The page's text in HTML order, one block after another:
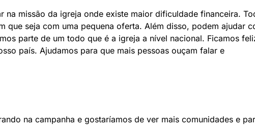
na missão da igreja onde existe maior dificuldade financeira.
que seja com uma pequena oferta. Além disso, podem ajudar
parte de um todo que é a igreja a nível nacional. Ficamos
país. Ajudamos para que mais pessoas ouçam falar e
na campanha e gostaríamos de ver mais comunidades e